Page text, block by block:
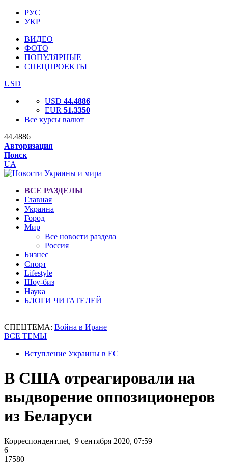
РУС
УКР
ВИДЕО
ФОТО
ПОПУЛЯРНЫЕ
СПЕЦПРОЕКТЫ
USD
USD 44.4886
EUR 51.3350
Все курсы валют
44.4886
Авторизация
Поиск
UA
ВСЕ РАЗДЕЛЫ
Главная
Украина
Город
Мир
Все новости раздела
Россия
Бизнес
Спорт
Lifestyle
Шоу-биз
Наука
БЛОГИ ЧИТАТЕЛЕЙ
СПЕЦТЕМА: Война в Иране
ВСЕ ТЕМЫ
Вступление Украины в ЕС
В США отреагировали на
выдворение оппозиционеров
из Беларуси
Корреспондент.net, 9 сентября 2020, 07:59
6
17580